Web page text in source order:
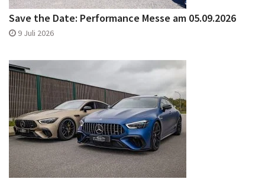
Save the Date: Performance Messe am 05.09.2026
9 Juli 2026